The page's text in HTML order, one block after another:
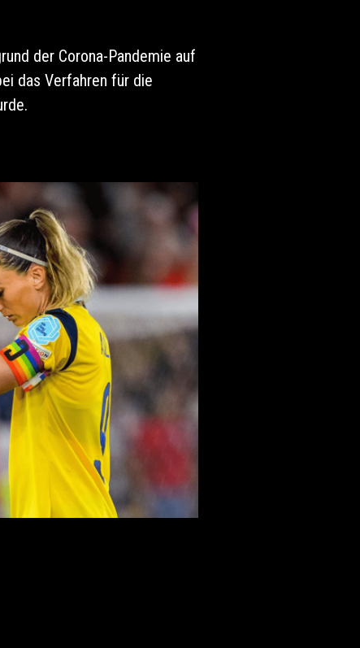
der Corona-Pandemie auf
das Verfahren für die